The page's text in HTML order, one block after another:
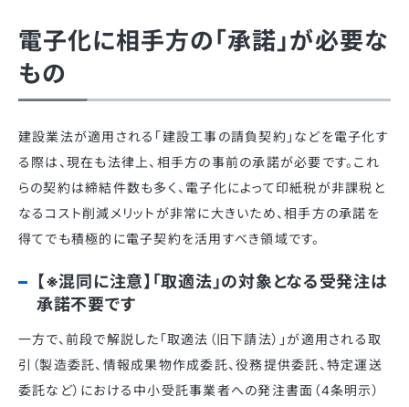
電子化に相手方の「承諾」が必要な
もの
建設業法が適用される「建設工事の請負契約」などを電子化す
る際は、現在も法律上、相手方の事前の承諾が必要です。これ
らの契約は締結件数も多く、電子化によって印紙税が非課税と
なるコスト削減メリットが非常に大きいため、相手方の承諾を
得てでも積極的に電子契約を活用すべき領域です。
【※混同に注意】「取適法」の対象となる受発注は
承諾不要です
一方で、前段で解説した「取適法（旧下請法）」が適用される取
引（製造委託、情報成果物作成委託、役務提供委託、特定運送
委託など）における中小受託事業者への発注書面（4条明示）